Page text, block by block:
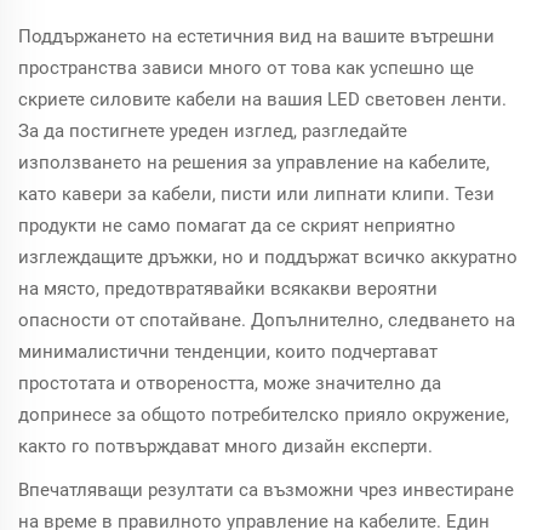
Поддържането на естетичния вид на вашите вътрешни
пространства зависи много от това как успешно ще
скриете силовите кабели на вашия LED световен ленти.
За да постигнете уреден изглед, разгледайте
използването на решения за управление на кабелите,
като кавери за кабели, писти или липнати клипи. Тези
продукти не само помагат да се скрият неприятно
изглеждащите дръжки, но и поддържат всичко аккуратно
на място, предотвратявайки всякакви вероятни
опасности от спотайване. Допълнително, следването на
минималистични тенденции, които подчертават
простотата и отвореността, може значително да
допринесе за общото потребителско прияло окружение,
както го потвърждават много дизайн експерти.
Впечатляващи резултати са възможни чрез инвестиране
на време в правилното управление на кабелите. Един